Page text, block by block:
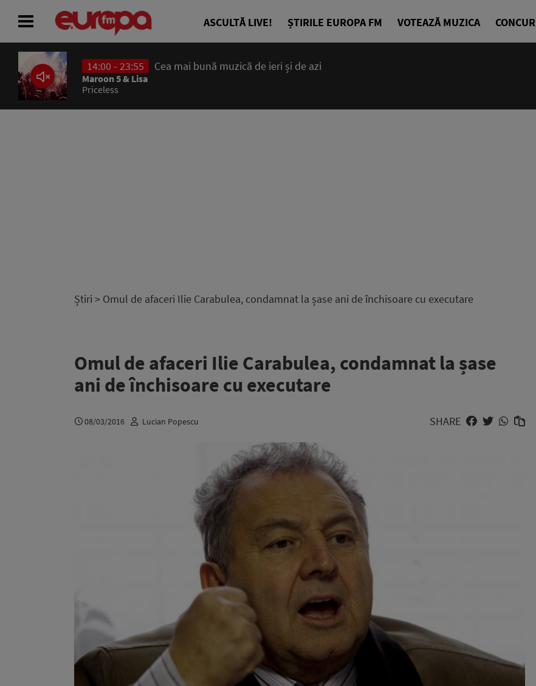
ASCULTĂ LIVE! ȘTIRILE EUROPA FM VOTEAZĂ MUZICA
14:00 - 23:55 Cea mai bună muzică de ieri și de azi
Maroon 5 & Lisa
Priceless
Știri > Omul de afaceri Ilie Carabulea, condamnat la șase ani de închisoare cu executare
Omul de afaceri Ilie Carabulea, condamnat la șase
ani de închisoare cu executare
08/03/2016 Lucian Popescu SHARE
ACASĂ
ȘTIRI